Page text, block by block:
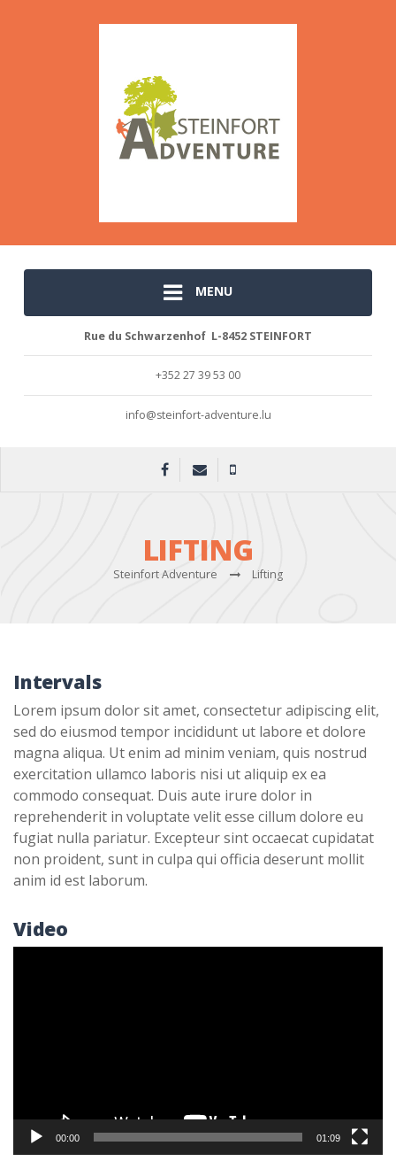
MENU
Rue du Schwarzenhof L-8452 STEINFORT
+352 27 39 53 00
info@steinfort-adventure.lu
LIFTING
Steinfort Adventure Lifting
Intervals
Lorem ipsum dolor sit amet, consectetur adipiscing elit,
sed do eiusmod tempor incididunt ut labore et dolore
magna aliqua. Ut enim ad minim veniam, quis nostrud
exercitation ullamco laboris nisi ut aliquip ex ea
commodo consequat. Duis aute irure dolor in
reprehenderit in voluptate velit esse cillum dolore eu
fugiat nulla pariatur. Excepteur sint occaecat cupidatat
non proident, sunt in culpa qui officia deserunt mollit
anim id est laborum.
Video
00:00 01:09